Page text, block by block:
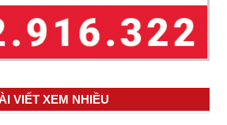
VIẾT XEM NHIỀU